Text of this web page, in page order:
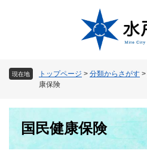
現在地 トップページ > 分類からさがす >
康保険
国民健康保険